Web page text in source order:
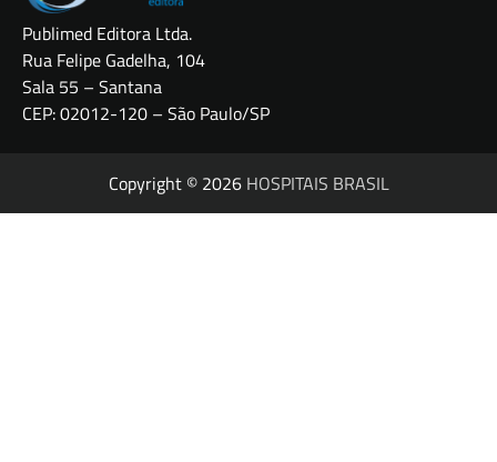
Publimed Editora Ltda.
Rua Felipe Gadelha, 104
Sala 55 – Santana
CEP: 02012-120 – São Paulo/SP
Copyright © 2026 HOSPITAIS BRASIL